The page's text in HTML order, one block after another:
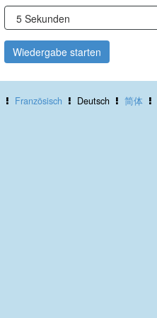
Wiedergabe starten
Französisch Deutsch 简体